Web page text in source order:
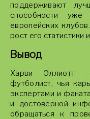
поддерживают
способности уже
европейских
рост его статистики
Вывод
Харви Эллиотт
футболист, чья
экспертами и
и достоверной
обращаться к